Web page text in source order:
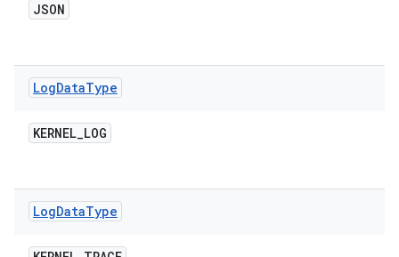
JSON
LogDataType
KERNEL_LOG
LogDataType